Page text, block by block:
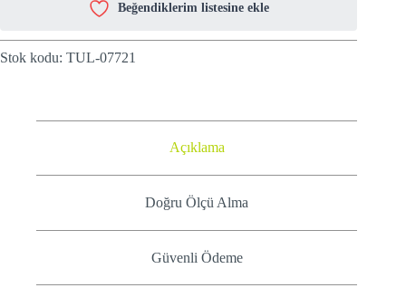
Beğendiklerim listesine ekle
Stok kodu: TUL-07721
Açıklama
Doğru Ölçü Alma
Güvenli Ödeme